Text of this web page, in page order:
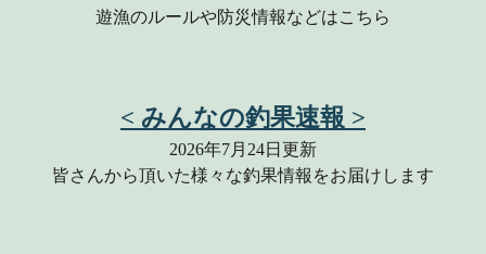
遊漁のルールや防災情報などはこちら
< みんなの釣果速報 >
2026年7月24日更新
皆さんから頂いた様々な釣果情報をお届けします